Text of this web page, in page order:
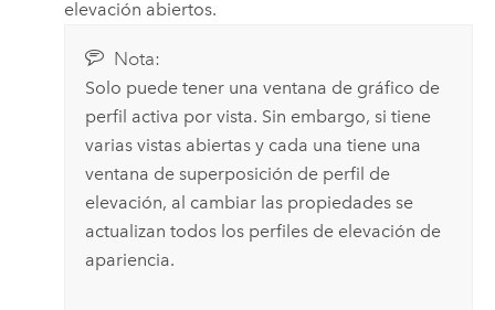
elevación abiertos.
Nota:
Solo puede tener una ventana de gráfico de
perfil activa por vista. Sin embargo, si tiene
varias vistas abiertas y cada una tiene una
ventana de superposición de perfil de
elevación, al cambiar las propiedades se
actualizan todos los perfiles de elevación de
apariencia.